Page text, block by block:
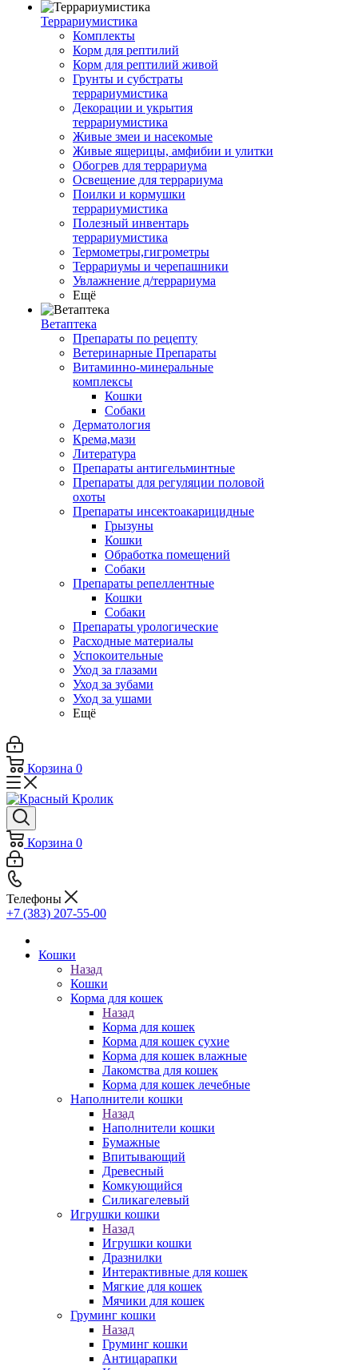
Террариумистика
Комплекты
Корм для рептилий
Корм для рептилий живой
Грунты и субстраты
террариумистика
Декорации и укрытия
террариумистика
Живые змеи и насекомые
Живые ящерицы, амфибии и улитки
Обогрев для террариума
Освещение для террариума
Поилки и кормушки
террариумистика
Полезный инвентарь
террариумистика
Термометры,гигрометры
Террариумы и черепашники
Увлажнение д/террариума
Ещё
Ветаптека
Препараты по рецепту
Ветеринарные Препараты
Витаминно-минеральные
комплексы
Кошки
Собаки
Дерматология
Крема,мази
Литература
Препараты антигельминтные
Препараты для регуляции половой
охоты
Препараты инсектоакарицидные
Грызуны
Кошки
Обработка помещений
Собаки
Препараты репеллентные
Кошки
Собаки
Препараты урологические
Расходные материалы
Успокоительные
Уход за глазами
Уход за зубами
Уход за ушами
Ещё
Корзина 0
Корзина 0
Телефоны
+7 (383) 207-55-00
Кошки
Назад
Кошки
Корма для кошек
Назад
Корма для кошек
Корма для кошек сухие
Корма для кошек влажные
Лакомства для кошек
Корма для кошек лечебные
Наполнители кошки
Назад
Наполнители кошки
Бумажные
Впитывающий
Древесный
Комкующийся
Силикагелевый
Игрушки кошки
Назад
Игрушки кошки
Дразнилки
Интерактивные для кошек
Мягкие для кошек
Мячики для кошек
Груминг кошки
Назад
Груминг кошки
Антицарапки